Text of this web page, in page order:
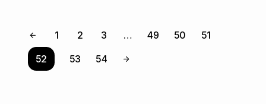
1 2 3 … 49 50
51
52
53 54